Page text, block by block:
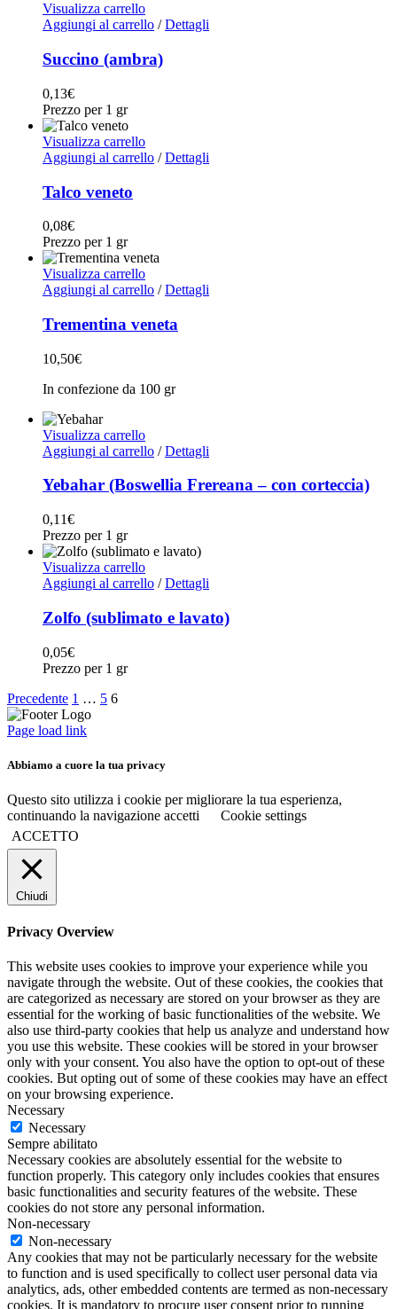
Visualizza carrello
Aggiungi al carrello / Dettagli
Succino (ambra)
0,13€
Prezzo per 1 gr
Visualizza carrello
Aggiungi al carrello / Dettagli
Talco veneto
0,08€
Prezzo per 1 gr
Visualizza carrello
Aggiungi al carrello / Dettagli
Trementina veneta
10,50€
In confezione da 100 gr
Visualizza carrello
Aggiungi al carrello / Dettagli
Yebahar (Boswellia Frereana – con corteccia)
0,11€
Prezzo per 1 gr
Visualizza carrello
Aggiungi al carrello / Dettagli
Zolfo (sublimato e lavato)
0,05€
Prezzo per 1 gr
Precedente 1 … 5 6
Page load link
Abbiamo a cuore la tua privacy
Questo sito utilizza i cookie per migliorare la tua esperienza,
continuando la navigazione accetti
Cookie settings
ACCETTO
Chiudi
Privacy Overview
This website uses cookies to improve your experience while you
navigate through the website. Out of these cookies, the cookies that
are categorized as necessary are stored on your browser as they are
essential for the working of basic functionalities of the website. We
also use third-party cookies that help us analyze and understand how
you use this website. These cookies will be stored in your browser
only with your consent. You also have the option to opt-out of these
cookies. But opting out of some of these cookies may have an effect
on your browsing experience.
Necessary
Necessary
Sempre abilitato
Necessary cookies are absolutely essential for the website to
function properly. This category only includes cookies that ensures
basic functionalities and security features of the website. These
cookies do not store any personal information.
Non-necessary
Non-necessary
Any cookies that may not be particularly necessary for the website
to function and is used specifically to collect user personal data via
analytics, ads, other embedded contents are termed as non-necessary
cookies. It is mandatory to procure user consent prior to running